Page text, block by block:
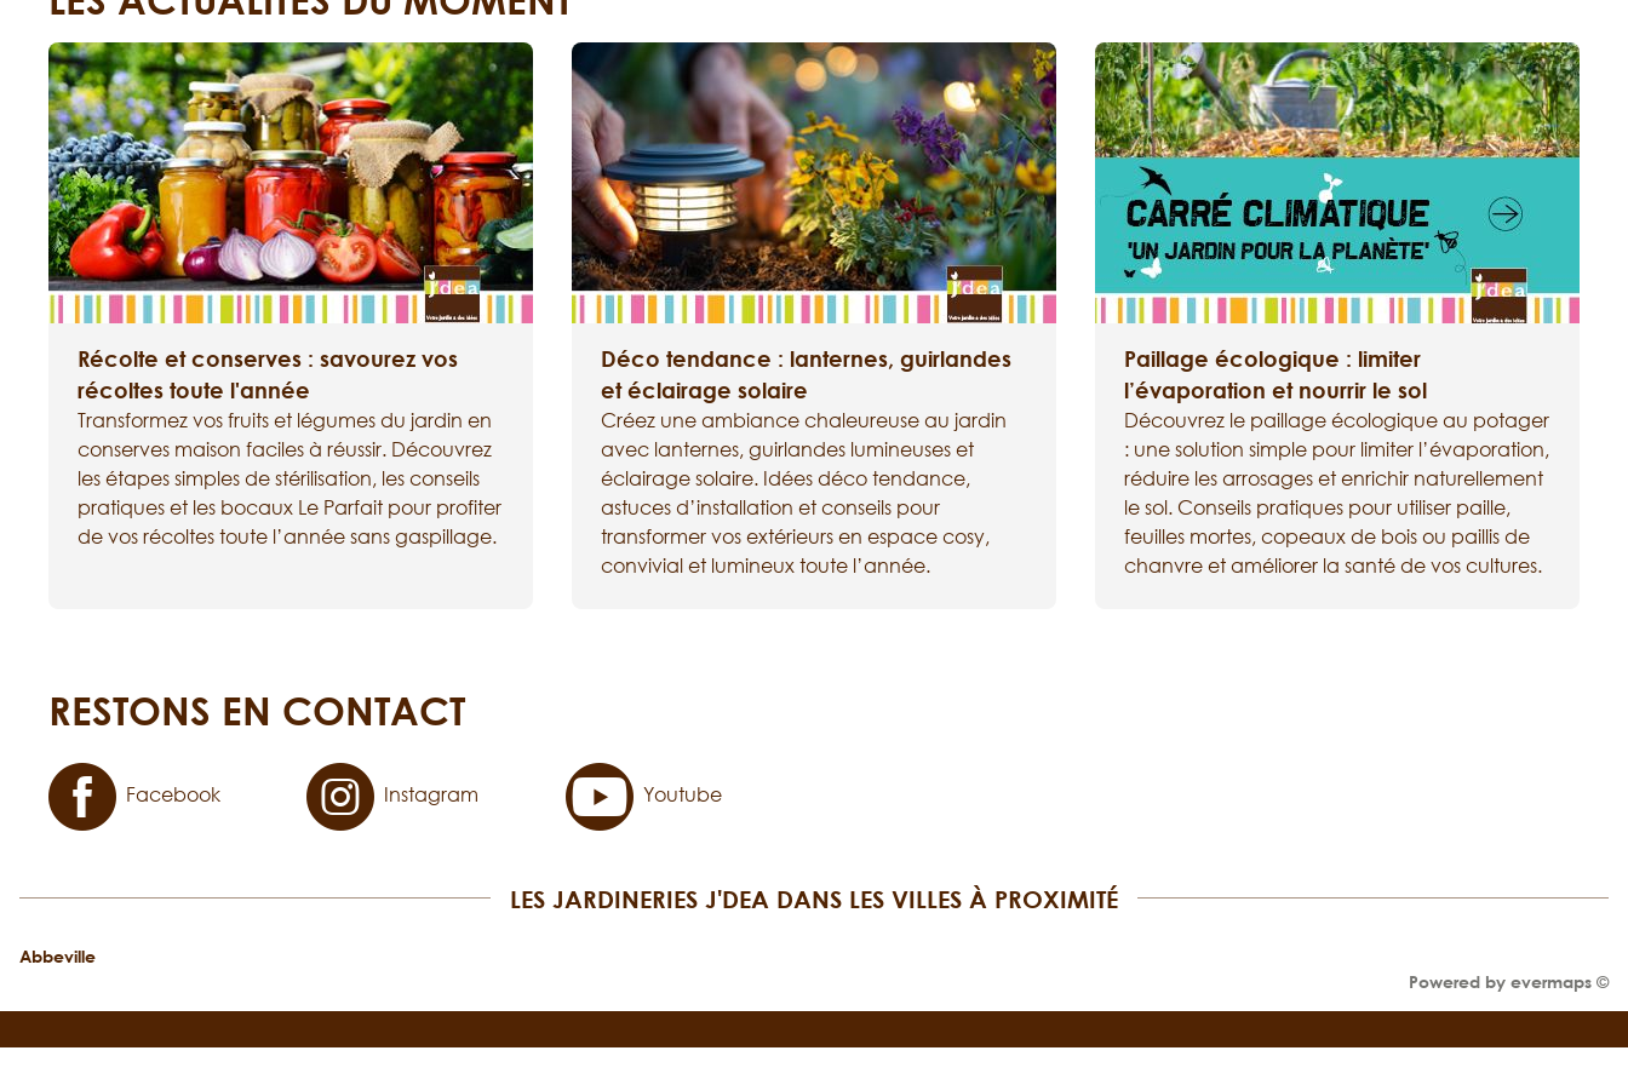
Récolte et conserves : savourez vos
récoltes toute l'année
Transformez vos fruits et légumes du jardin en
conserves maison faciles à réussir. Découvrez
les étapes simples de stérilisation, les conseils
pratiques et les bocaux Le Parfait pour profiter
de vos récoltes toute l’année sans gaspillage.
Déco tendance : lanternes, guirlandes
et éclairage solaire
Créez une ambiance chaleureuse au jardin
avec lanternes, guirlandes lumineuses et
éclairage solaire. Idées déco tendance,
astuces d’installation et conseils pour
transformer vos extérieurs en espace cosy,
convivial et lumineux toute l’année.
Paillage écologique : limiter
l’évaporation et nourrir le sol
Découvrez le paillage écologique au potager
: une solution simple pour limiter l’évaporation,
réduire les arrosages et enrichir naturellement
le sol. Conseils pratiques pour utiliser paille,
feuilles mortes, copeaux de bois ou paillis de
chanvre et améliorer la santé de vos cultures.
RESTONS EN CONTACT
Facebook Instagram Youtube
LES JARDINERIES J'DEA DANS LES VILLES À PROXIMITÉ
Abbeville
Powered by evermaps ©